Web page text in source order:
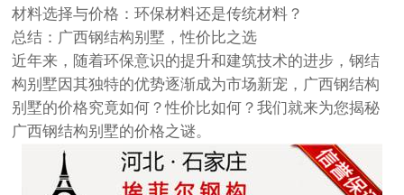
材料选择与价格：环保材料还是传统材料？
总结：广西钢结构别墅，性价比之选
近年来，随着环保意识的提升和建筑技术的进步，钢结
构别墅因其独特的优势逐渐成为市场新宠，广西钢结构
别墅的价格究竟如何？性价比如何？我们就来为您揭秘
广西钢结构别墅的价格之谜。